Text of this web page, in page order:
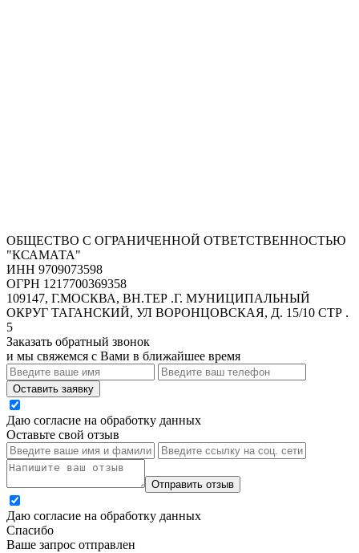
ОБЩЕСТВО С ОГРАНИЧЕННОЙ ОТВЕТСТВЕННОСТЬЮ
"КСАМАТА"
ИНН 9709073598
ОГРН 1217700369358
109147, Г.МОСКВА, ВН.ТЕР .Г. МУНИЦИПАЛЬНЫЙ
ОКРУГ ТАГАНСКИЙ, УЛ ВОРОНЦОВСКАЯ, Д. 15/10 СТР .
5
Заказать обратный звонок
и мы свяжемся с Вами в ближайшее время
Оставить заявку
Даю согласие на обработку данных
Оставьте свой отзыв
Отправить отзыв
Даю согласие на обработку данных
Спасибо
Ваше запрос отправлен